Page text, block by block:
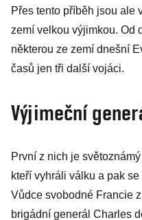
Přes tento příběh jsou ale
zemí velkou výjimkou. Od
některou ze zemí dnešní
časů jen tři další vojáci.
Výjimeční
První z nich je
kteří vyhráli válku a pak
Vůdce svobodné Francie
brigádní generál Charles